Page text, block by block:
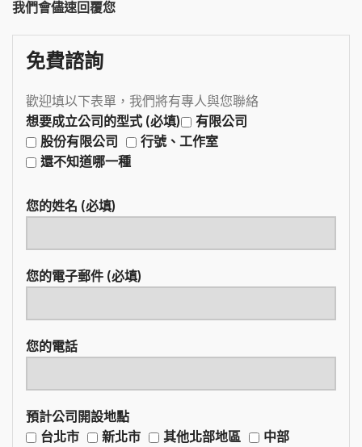
我們會儘速回覆您
免費諮詢
歡迎填以下表單，我們將有專人與您聯絡
想要成立公司的型式 (必填)
有限公司
股份有限公司
行號、工作室
還不知道哪一種
您的姓名 (必填)
您的電子郵件 (必填)
您的電話
預計公司開設地點
台北市
新北市 其他北部地區
中部